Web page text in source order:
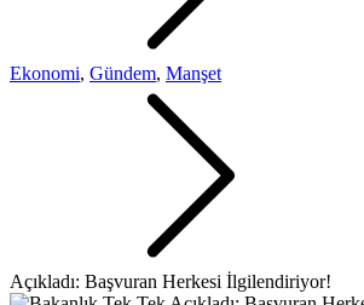
Ekonomi, Gündem, Manşet
Açıkladı: Başvuran Herkesi İlgilendiriyor!